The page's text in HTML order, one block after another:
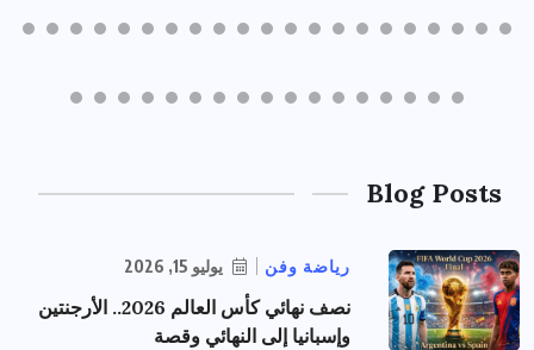
Blog Posts
رياضة وفن يوليو 15, 2026
نصف نهائي كأس العالم 2026.. الأرجنتين
وإسبانيا إلى النهائي وقصة